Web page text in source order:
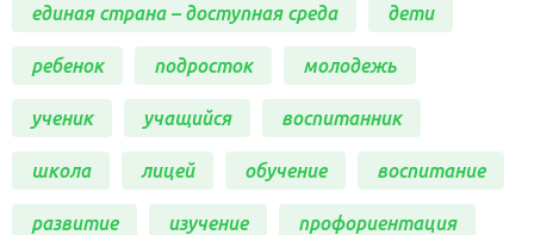
единая страна – доступная среда дети
ребенок подросток молодежь
ученик учащийся воспитанник
школа лицей обучение воспитание
развитие изучение профориентация